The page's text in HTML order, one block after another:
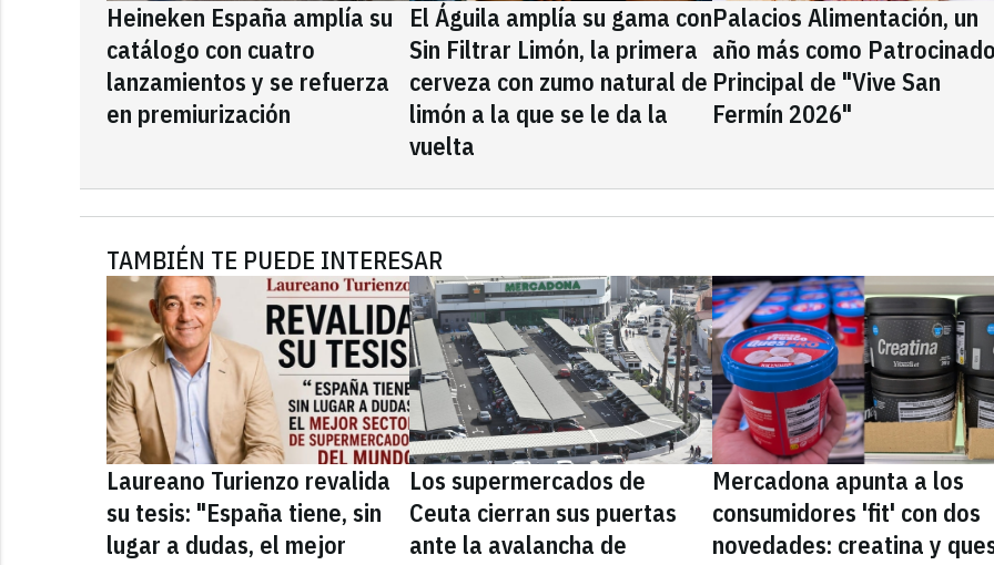
Heineken España amplía su
catálogo con cuatro
lanzamientos y se refuerza
en premiurización
El Águila amplía su gama con
Sin Filtrar Limón, la primera
cerveza con zumo natural de
limón a la que se le da la
vuelta
Palacios Alimentación, un
año más como
Principal de "Vive San
Fermín 2026"
TAMBIÉN TE PUEDE INTERESAR
Laureano Turienzo revalida
su tesis: "España tiene, sin
lugar a dudas, el mejor
Los supermercados de
Ceuta cierran sus puertas
ante la avalancha de
Mercadona apunta a los
consumidores 'fit' con dos
novedades: creatina y